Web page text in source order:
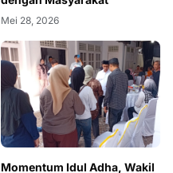
Mei 28, 2026
Momentum Idul Adha, Wakil